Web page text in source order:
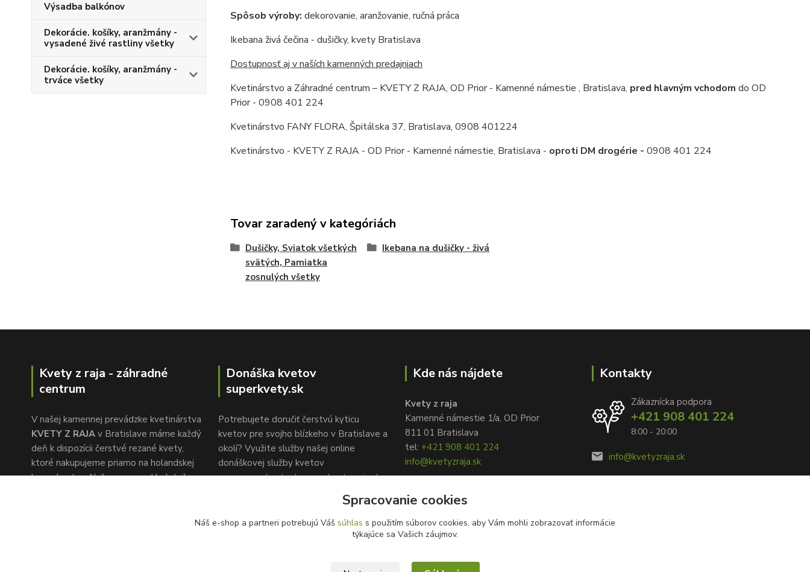
Výsadba balkónov
Dekorácie. košíky, aranžmány -
vysadené živé rastliny všetky
Dekorácie. košíky, aranžmány -
trváce všetky
Spôsob výroby: dekorovanie, aranžovanie, ručná práca
Ikebana živá čečina - dušičky, kvety Bratislava
Dostupnosť aj v naších kamenných predajniach
Kvetinárstvo a Záhradné centrum – KVETY Z RAJA, OD Prior - Kamenné námestie , Bratislava, pred hlavným vchodom do OD
Prior - 0908 401 224
Kvetinárstvo FANY FLORA, Špitálska 37, Bratislava, 0908 401224
Kvetinárstvo - KVETY Z RAJA - OD Prior - Kamenné námestie, Bratislava - oproti DM drogérie - 0908 401 224
Tovar zaradený v kategóriách
Dušičky, Sviatok všetkých
svätých, Pamiatka
zosnulých všetky
Ikebana na dušičky - živá
Kvety z raja - záhradné
centrum
V našej kamennej prevádzke kvetinárstva
KVETY Z RAJA v Bratislave máme každý
deň k dispozícii čerstvé rezané kvety,
ktoré nakupujeme priamo na holandskej
burze kvetov. Naša pozornosť k detailu a
Donáška kvetov
superkvety.sk
Potrebujete doručiť čerstvú kyticu
kvetov pre svojho blízkeho v Bratislave a
okolí? Využite služby našej online
donáškovej služby kvetov
www.superkvety.sk, www.kvetyzraja.sk
Kde nás nájdete
Kvety z raja
Kamenné námestie 1/a, OD Prior
811 01 Bratislava
tel: +421 908 401 224
info@kvetyzraja.sk
Kontakty
Zákaznícka podpora
+421 908 401 224
8:00 - 20:00
info@kvetyzraja.sk
Spracovanie cookies
Náš e-shop a partneri potrebujú Váš súhlas s použitím súborov cookies, aby Vám mohli zobrazovať informácie
týkajúce sa Vašich záujmov.